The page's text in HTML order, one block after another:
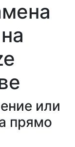
или
прямо